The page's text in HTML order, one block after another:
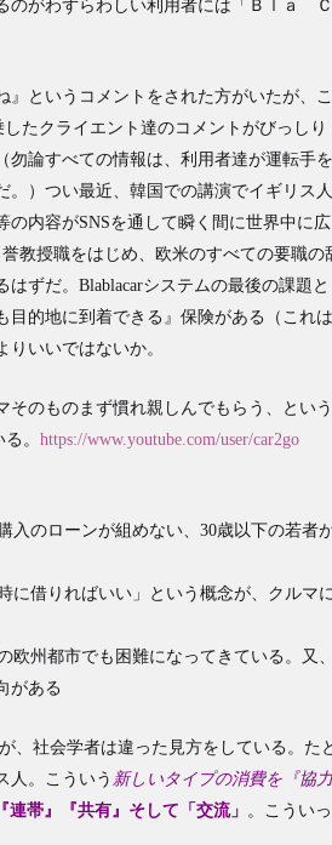
のがわずらわしい利用者には「Ｂｌａ Ｃ
というコメントをされた方がいたが、こ
たクライエント達のコメントがびっしり
勿論すべての情報は、利用者達が運転手を
。）つい最近、韓国での講演でイギリス人
の内容がSNSを通して瞬く間に世界中に広
教授職をはじめ、欧米のすべての要職の
ずだ。Blablacarシステムの最後の課題と
目的地に到着できる』保険がある（これは
いいではないか。
のものまず慣れ親しんでもらう、という
る。https://www.youtube.com/user/car2go
のローンが組めない、30歳以下の若者
借りればいい」という概念が、クルマに
州都市でも困難になってきている。又、
がある
、社会学者は違った見方をしている。た
人。こういう 新しいタイプの消費を『協力
連帯』『共有』そして「交流」
。こういっ